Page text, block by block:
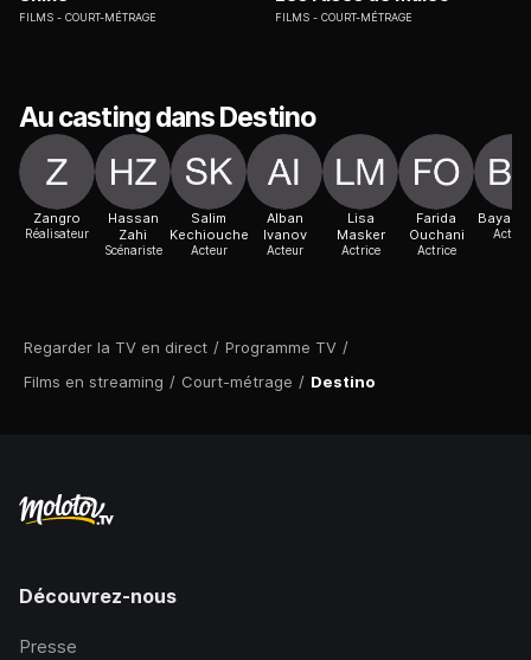
Regarder la TV en direct / Programme TV /
Films en streaming / Court-métrage / Destino
FILMS COURT-MÉTRAGE FILMS COURT-MÉTRAGE
Au casting dans Destino
Zangro
Réalisateur
Hassan
Zahi
Scénariste
Salim
Kechiouche
Acteur
Alban
Ivanov
Acteur
Lisa
Masker
Actrice
Farida
Ouchani
Actrice
Baya
Actrice
Découvrez-nous
Presse